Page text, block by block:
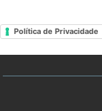
Política de Privacidade